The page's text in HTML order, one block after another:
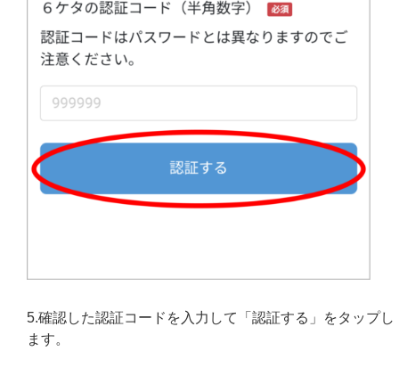
5.確認した認証コードを入力して「認証する」をタップし
ます。